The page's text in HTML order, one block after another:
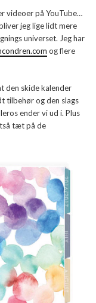
videoer på YouTube…
jeg lige lidt mere
universet. Jeg har
og flere
den skide kalender
tilbehør og den slags
ender vi ud i. Plus
tæt på de